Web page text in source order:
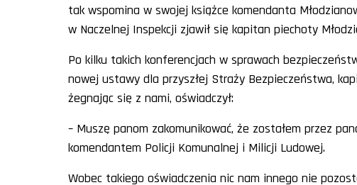
tak wspomina w swojej książce komendanta
w Naczelnej Inspekcji zjawił się kapitan piechoty
Po kilku takich konferencjach w sprawach
nowej ustawy dla przyszłej Straży Bezpieczeństwa,
żegnając się z nami, oświadczył:
– Muszę panom zakomunikować, że zostałem przez
komendantem Policji Komunalnej i Milicji Ludowej.
Wobec takiego oświadczenia nic nam innego nie